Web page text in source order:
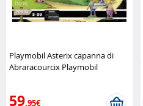
Playmobil Asterix capanna di
Abraracourcix Playmobil
59,95€